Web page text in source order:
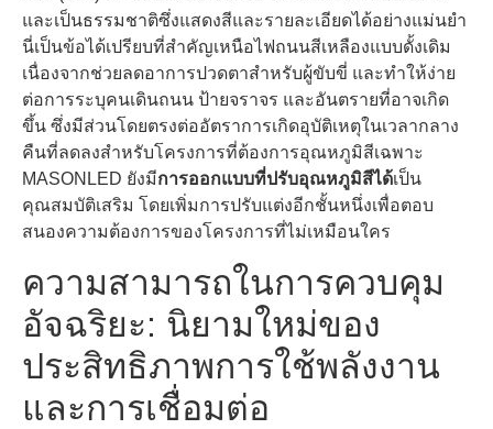
และเป็นธรรมชาติซึ่งแสดงสีและรายละเอียดได้อย่างแม่นยํา
นี่เป็นข้อได้เปรียบที่สําคัญเหนือไฟถนนสีเหลืองแบบดั้งเดิม
เนื่องจากช่วยลดอาการปวดตาสําหรับผู้ขับขี่ และทําให้ง่าย
ต่อการระบุคนเดินถนน ป้ายจราจร และอันตรายที่อาจเกิด
ขึ้น ซึ่งมีส่วนโดยตรงต่ออัตราการเกิดอุบัติเหตุในเวลากลาง
คืนที่ลดลงสําหรับโครงการที่ต้องการอุณหภูมิสีเฉพาะ
MASONLED ยังมีการออกแบบที่ปรับอุณหภูมิสีได้เป็น
คุณสมบัติเสริม โดยเพิ่มการปรับแต่งอีกชั้นหนึ่งเพื่อตอบ
สนองความต้องการของโครงการที่ไม่เหมือนใคร
ความสามารถในการควบคุม
อัจฉริยะ: นิยามใหม่ของ
ประสิทธิภาพการใช้พลังงาน
และการเชื่อมต่อ